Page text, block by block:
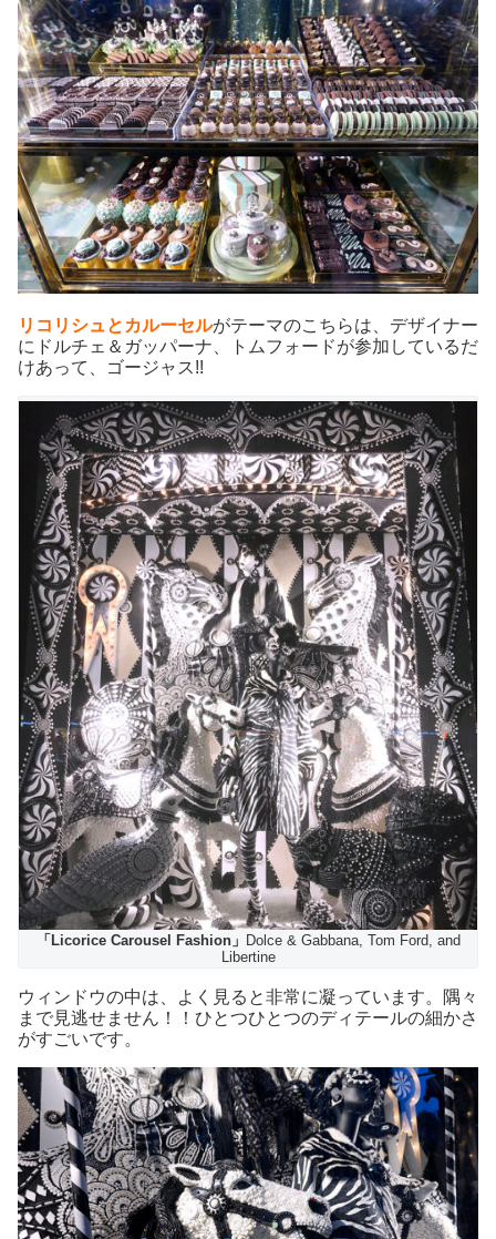
リコリシュとカルーセルがテーマのこちらは、デザイナー
にドルチェ＆ガッパーナ、トムフォードが参加しているだ
けあって、ゴージャス!!
「Licorice Carousel Fashion」 Dolce & Gabbana, Tom Ford, and
Libertine
ウィンドウの中は、よく見ると非常に凝っています。隅々
まで見逃せません！！ひとつひとつのディテールの細かさ
がすごいです。